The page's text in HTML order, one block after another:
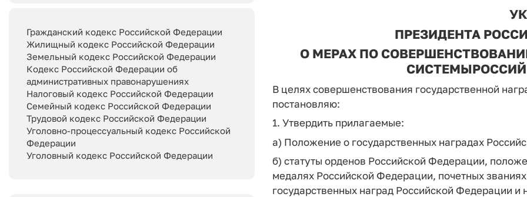
Гражданский кодекс Российской Федерации
Жилищный кодекс Российской Федерации
Земельный кодекс Российской Федерации
Кодекс Российской Федерации об
административных правонарушениях
Налоговый кодекс Российской Федерации
Семейный кодекс Российской Федерации
Трудовой кодекс Российской Федерации
Уголовно-процессуальный кодекс Российской
Федерации
Уголовный кодекс Российской Федерации
ПРЕЗИДЕНТА
О МЕРАХ ПО
СИСТЕМЫ
В целях совершенствования государственной
постановляю:
1. Утвердить прилагаемые:
а) Положение о государственных наградах
б) статуты орденов Российской Федерации,
медалях Российской Федерации, почетных
государственных наград Российской Федерации